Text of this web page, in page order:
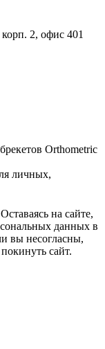
2, офис 401
Orthometric
личных,
на сайте,
данных в
вы несогласны,
сайт.